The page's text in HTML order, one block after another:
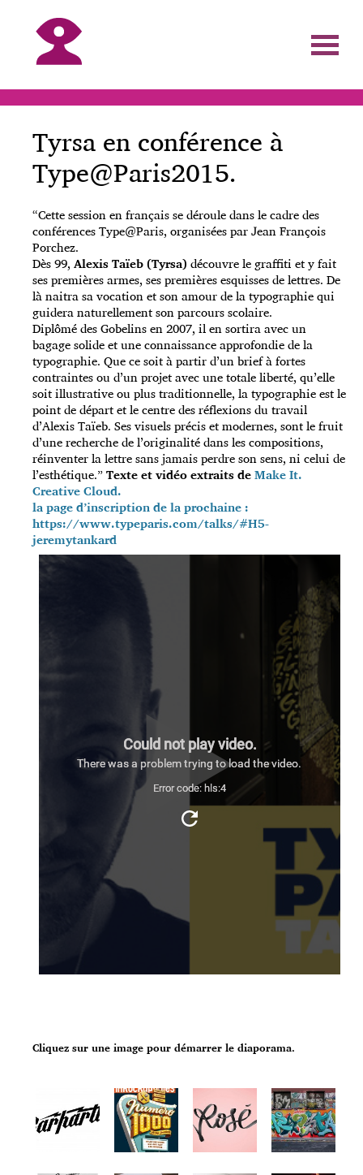
Tyrsa en conférence à
Type@Paris2015.
“Cette session en français se déroule dans le cadre des
conférences Type@Paris, organisées par Jean François
Porchez.
Dès 99, Alexis Taïeb (Tyrsa) découvre le graffiti et y fait
ses premières armes, ses premières esquisses de lettres. De
là naitra sa vocation et son amour de la typographie qui
guidera naturellement son parcours scolaire.
Diplômé des Gobelins en 2007, il en sortira avec un
bagage solide et une connaissance approfondie de la
typographie. Que ce soit à partir d’un brief à fortes
contraintes ou d’un projet avec une totale liberté, qu’elle
soit illustrative ou plus traditionnelle, la typographie est le
point de départ et le centre des réflexions du travail
d’Alexis Taïeb. Ses visuels précis et modernes, sont le fruit
d’une recherche de l’originalité dans les compositions,
réinventer la lettre sans jamais perdre son sens, ni celui de
l’esthétique.”Texte et vidéo extraits deMake It.
Creative Cloud.
la page d’inscription de la prochaine :
https://www.typeparis.com/talks/#H5-
jeremytankard
Cliquez sur une image pour démarrer le diaporama.